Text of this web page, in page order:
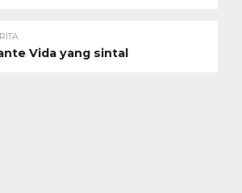
Vida yang sintal